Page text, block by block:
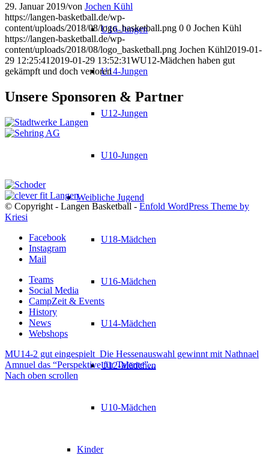
U16-Jungen
U14-Jungen
U12-Jungen
U10-Jungen
Weibliche Jugend
U18-Mädchen
U16-Mädchen
U14-Mädchen
U12-Mädchen
U10-Mädchen
Kinder
29. Januar 2019/von Jochen Kühl
https://langen-basketball.de/wp-
content/uploads/2018/08/logo_basketball.png 0 0 Jochen Kühl
https://langen-basketball.de/wp-
content/uploads/2018/08/logo_basketball.png Jochen Kühl2019-01-
29 12:25:41 2019-01-29 13:52:31WU12-Mädchen haben gut
gekämpft und doch verloren
Unsere Sponsoren & Partner
© Copyright - Langen Basketball - Enfold WordPress Theme by
Kriesi
Facebook
Instagram
Mail
Teams
Social Media
CampZeit & Events
History
News
Webshops
MU14-2 gut eingespielt Die Hessenauswahl gewinnt mit Nathnael
Amnuel das “Perspektive für Talente”...
Nach oben scrollen